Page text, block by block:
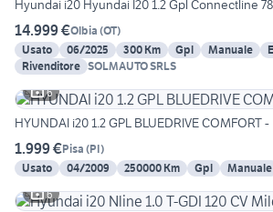
Hyundai i20 Hyundai I20 1.2 Gpl Connectline
14.999 €Olbia (OT)
Usato
06/2025 300 Km Gpl Manuale
Rivenditore SOLMAUTO SRLS
6
HYUNDAI i20 1.2 GPL BLUEDRIVE COMFORT -
1.999 €Pisa (PI)
Usato
04/2009 250000 Km Gpl Manuale
6